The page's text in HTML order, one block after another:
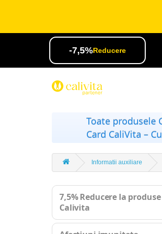
-7,5%Reducere
Toate produsele
Card CaliVita –
Informatii auxiliare
7,5% Reducere la produse
Calivita